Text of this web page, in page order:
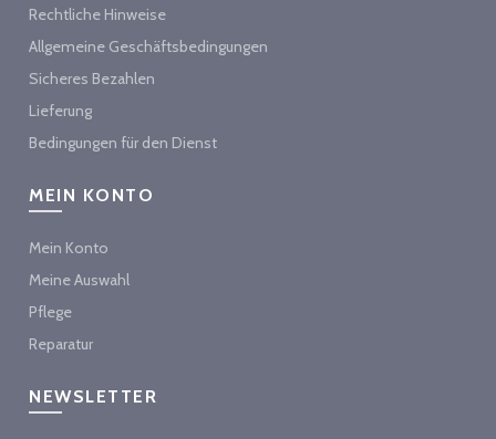
Rechtliche Hinweise
Allgemeine Geschäftsbedingungen
Sicheres Bezahlen
Lieferung
Bedingungen für den Dienst
MEIN KONTO
Mein Konto
Meine Auswahl
Pflege
Reparatur
NEWSLETTER